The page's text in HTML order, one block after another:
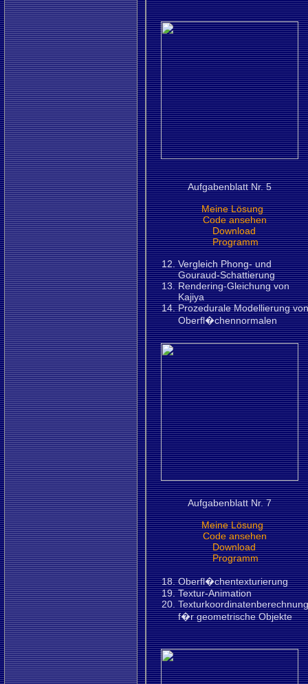
Aufgabenblatt Nr. 5
Meine Lösung
Code ansehen
Download
Programm
Vergleich Phong- und
Gouraud-Schattierung
Rendering-Gleichung von
Kajiya
Prozedurale Modellierung von
Oberfl�chennormalen
Aufgabenblatt Nr. 7
Meine Lösung
Code ansehen
Download
Programm
Oberfl�chentexturierung
Textur-Animation
Texturkoordinatenberechnung
f�r geometrische Objekte